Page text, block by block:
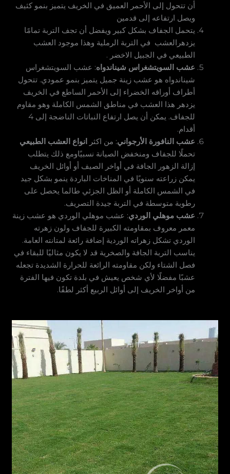
أن تتحول إلى الأحمر العميق في الخريف يتميز بنمو كثيف
ويصل ارتفاعه إلى قدمين
يتحمل الجفاف بشكل كبير ويفضل أن تجف التربة تمامًا
يزدهرالعشب في التربة الرملية وهذا موجود العشب
الطبيعي في الجبيل الاخضر .
عشب السويتشغراس شيناندواه: عشب السويتشغراس
شيناندواه هو عشب زينة جميل يتميز بنمو عمودي. تتحول
أطراف أوراقه الخضراء إلى الأحمر الساطع في الخريف
يزدهر هذا العشب في مناطق الشمس الكاملة وهو مقاوم
للجفاف. يمكن أن يصل ارتفاع النباتات الناضجة إلى 4
أقدام.
عشب النافورة الأرجواني: من اكثر
انواع العشب الطبيعي
تحملًا للجفاف ومنخفض الصيانة نسبيًاومع ذلك يتطلب
إزالة الزهور الجافة في أواخر الصيف أو أوائل الخريف
يمكن زراعته سنويًا في المناخات الباردة ينمو بشكل جيد
في الشمس الكاملة أو الظل الجزئي طالما يحصل على
رطوبة متوسطة في التربة جيدة التصريف.
عشب موهلي الوردي: عشب موهلي الوردي هو عشب زينة
معمر معروف بمقاومته الكبيرة للجفاف ولون زهرته
الوردي تشكل زهراته الوردية إضافة رائعة لمتانته العامة.
يناسب التربة الجافة والصخرية قد لا يكون مثاليًا للبقاء في
فصل الشتاء ولكن مقاومته الرائعة للحرارة الشديدة تجعله
عشبًا مفضلًا لأي شخص يعيش في بلدة تكون فيها الفترة
من أواخر الخريف إلى أوائل الربيع أكثر لطفًا.